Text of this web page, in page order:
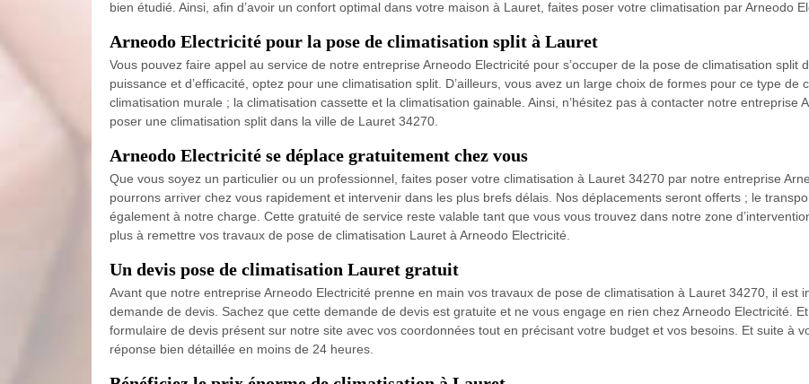
bien étudié. Ainsi, afin d’avoir un confort optimal dans votre maison à Lauret, faites poser votre climatisation par Arneodo
Arneodo Electricité pour la pose de climatisation split à Lauret
Vous pouvez faire appel au service de notre entreprise Arneodo Electricité pour s’occuper de la pose de climatisation split
puissance et d’efficacité, optez pour une climatisation split. D’ailleurs, vous avez un large choix de formes pour ce type
climatisation murale ; la climatisation cassette et la climatisation gainable. Ainsi, n’hésitez pas à contacter notre entreprise
poser une climatisation split dans la ville de Lauret 34270.
Arneodo Electricité se déplace gratuitement chez vous
Que vous soyez un particulier ou un professionnel, faites poser votre climatisation à Lauret 34270 par notre entreprise
pourrons arriver chez vous rapidement et intervenir dans les plus brefs délais. Nos déplacements seront offerts ; le
également à notre charge. Cette gratuité de service reste valable tant que vous vous trouvez dans notre zone
plus à remettre vos travaux de pose de climatisation Lauret à Arneodo Electricité.
Un devis pose de climatisation Lauret gratuit
Avant que notre entreprise Arneodo Electricité prenne en main vos travaux de pose de climatisation à Lauret 34270, il est
demande de devis. Sachez que cette demande de devis est gratuite et ne vous engage en rien chez Arneodo Electricité.
formulaire de devis présent sur notre site avec vos coordonnées tout en précisant votre budget et vos besoins. Et suite à
réponse bien détaillée en moins de 24 heures.